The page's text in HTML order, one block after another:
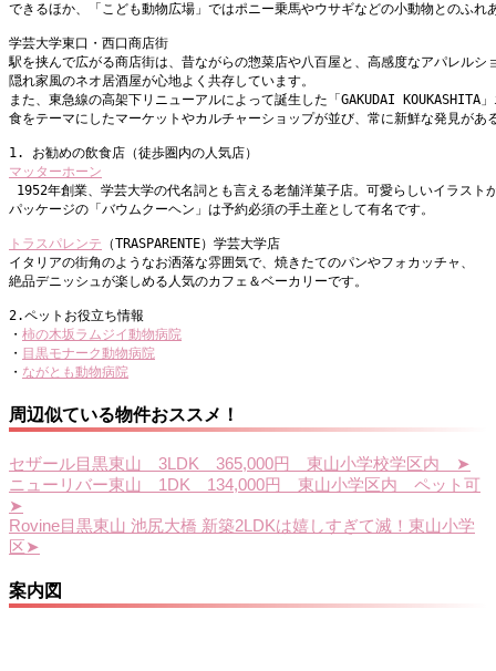
できるほか、「こども動物広場」ではポニー乗馬やウサギなどの小動物とのふれ
学芸大学東口・西口商店街
駅を挟んで広がる商店街は、昔ながらの惣菜店や八百屋と、高感度なアパレルシ
隠れ家風のネオ居酒屋が心地よく共存しています。
また、東急線の高架下リニューアルによって誕生した「GAKUDAI KOUKASHITA
食をテーマにしたマーケットやカルチャーショップが並び、常に新鮮な発見があ
1. お勧めの飲食店（徒歩圏内の人気店）
マッターホーン
1952年創業、学芸大学の代名詞とも言える老舗洋菓子店。可愛らしいイラスト
パッケージの「バウムクーヘン」は予約必須の手土産として有名です。
トラスパレンテ （TRASPARENTE）学芸大学店
イタリアの街角のようなお洒落な雰囲気で、焼きたてのパンやフォカッチャ、
絶品デニッシュが楽しめる人気のカフェ＆ベーカリーです。
2.ペットお役立ち情報
・ 柿の木坂ラムジイ動物病院
・ 目黒モナーク動物病院
・ ながとも動物病院
周辺似ている物件おススメ！
セザール目黒東山 3LDK 365,000円 東山小学校学区内 ➤
ニューリバー東山 1DK 134,000円 東山小学区内 ペット可
➤
Rovine目黒東山 池尻大橋 新築2LDKは嬉しすぎて滅！東山小学
区➤
案内図